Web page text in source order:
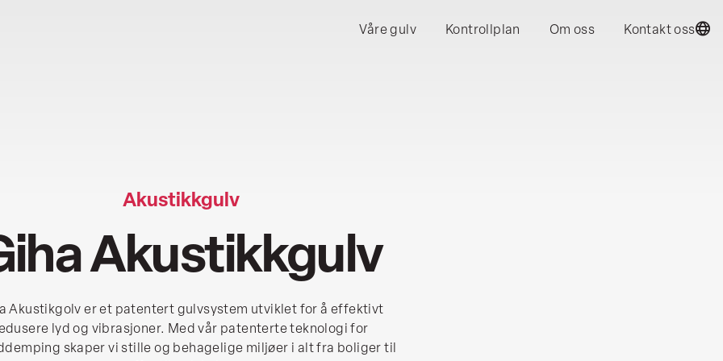
Våre gulv Kontrollplan Om oss Kontakt oss
Akustikkgulv
Akustikkgulv
Akustikgolv er et patentert gulvsystem utviklet for å effektivt
lyd og vibrasjoner. Med vår patenterte teknologi for
skaper vi stille og behagelige miljøer i alt fra boliger til